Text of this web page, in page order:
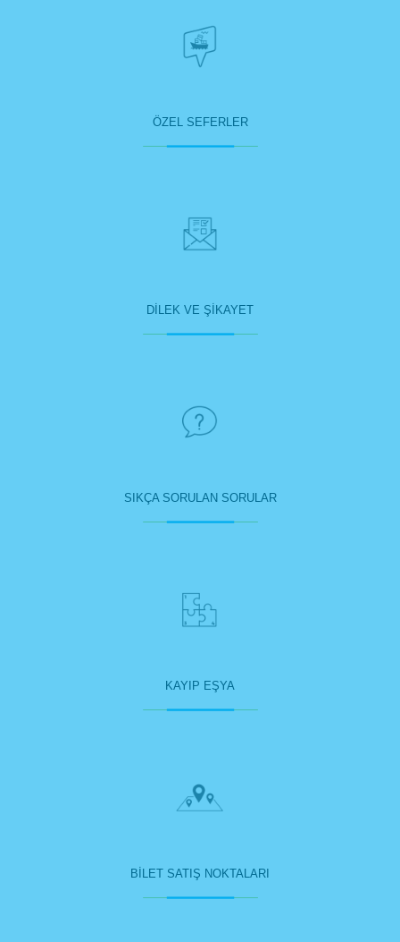
ÖZEL SEFERLER
DİLEK VE ŞİKAYET
SIKÇA SORULAN SORULAR
KAYIP EŞYA
BİLET SATIŞ NOKTALARI